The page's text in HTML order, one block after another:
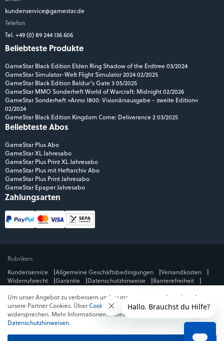
kundenservice@gamestar.de
Telefon
Tel. +49 (0) 89 244 136 606
Beliebteste Produkte
GameStar Black Edition Elden Ring Shadow of the Erdtree 03/2024
GameStar Simulator-Welt Flight Simulator 2024 02/2025
GameStar Black Edition Baldur's Gate 3 05/2025
GameStar MMO Sonderheft World of Warcraft: Midnight 02/2026
GameStar Sonderheft »Anno 1800: Visionärsausgabe - zweite Edition«
02/2024
GameStar Black Edition Kingdom Come: Deliverance 2 03/2025
Beliebteste Abos
GameStar Plus Abo
GameStar XL Jahresabo
GameStar Plus Print XL Jahresabo
GameStar Plus mit Heftarchiv Abo
GameStar Plus Print Jahresabo
GameStar Epaper Jahresabo
Zahlungsarten
Rubriken:
Kundenservice
Allgemeine Geschäftsbedingungen
Versandkosten
Widerrufsrecht
Garantie Datenschutzhinweise
Barrierefreiheit
Mediengruppe:
GameStar
GamePro MeinMMO Get Hero
Jeuxvideo.com
© Webedia - alle Rechte vorbehalten
* Alle Preise enthalten die jeweilige Mehrwertsteuer. Gegebenenfalls fallen
Um unser Angebot zu verbessern und zu messen, verwenden wir und
unsere Partner Cookies. ÜberCookies ablehnenkannst du dem
widersprechen. Mehr Informationen findest du in unseren
Datenschutzhinweisen.